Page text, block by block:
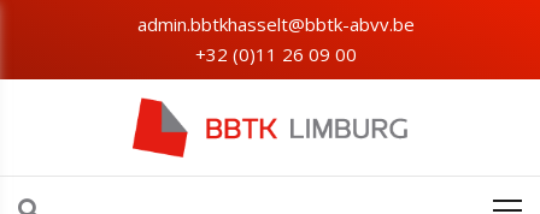
admin.bbtkhasselt@bbtk-abvv.be
+32 (0)11 26 09 00